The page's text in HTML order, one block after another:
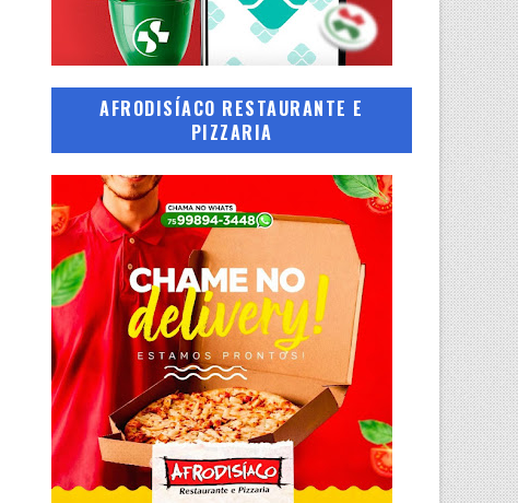
AFRODISÍACO RESTAURANTE E
PIZZARIA